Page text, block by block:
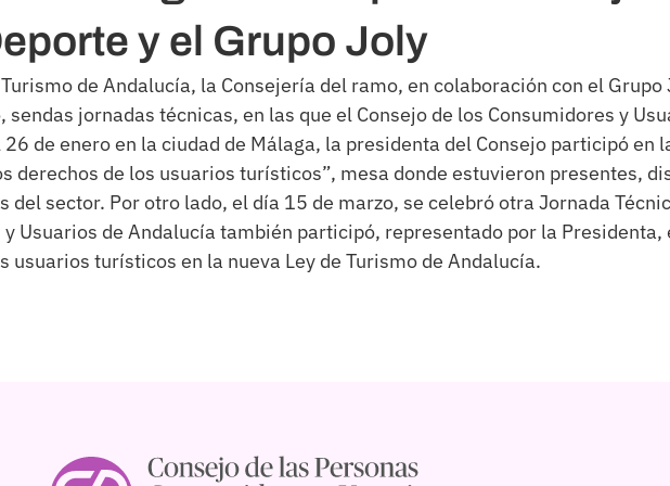
y el Grupo Joly
de Andalucía, la Consejería del ramo, en colaboración con el
jornadas técnicas, en las que el Consejo de los Consumidores y
de enero en la ciudad de Málaga, la presidenta del Consejo participó en
derechos de los usuarios turísticos”, mesa donde estuvieron presentes,
del sector. Por otro lado, el día 15 de marzo, se celebró otra Jornada
Usuarios de Andalucía también participó, representado por la Presidenta,
usuarios turísticos en la nueva Ley de Turismo de Andalucía.